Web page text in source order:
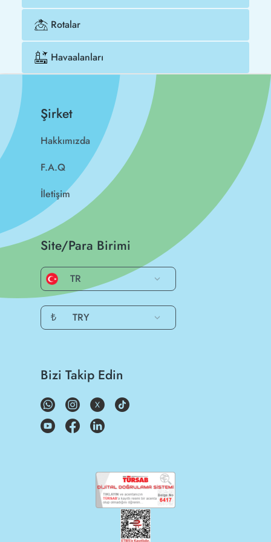
Rotalar
Havaalanları
Şirket
Hakkımızda
F.A.Q
İletişim
Site/Para Birimi
TR
₺ TRY
Bizi Takip Edin